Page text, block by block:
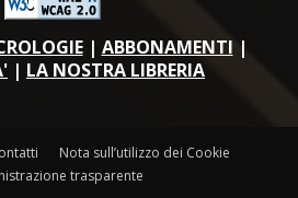
| ABBONAMENTI |
| LA NOSTRA LIBRERIA
Nota sull’utilizzo dei Cookie
trasparente